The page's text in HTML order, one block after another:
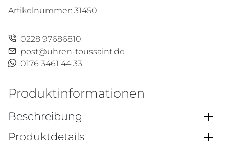
Artikelnummer: 31450
0228 97686810
post@uhren-toussaint.de
0176 3461 44 33
Produktinformationen
Beschreibung
Produktdetails